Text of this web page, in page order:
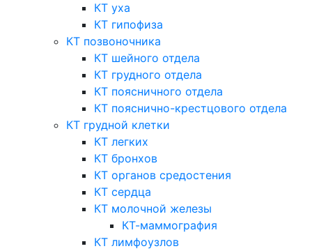
КТ уха
КТ гипофиза
КТ позвоночника
КТ шейного отдела
КТ грудного отдела
КТ поясничного отдела
КТ пояснично-крестцового отдела
КТ грудной клетки
КТ легких
КТ бронхов
КТ органов средостения
КТ сердца
КТ молочной железы
КТ-маммография
КТ лимфоузлов